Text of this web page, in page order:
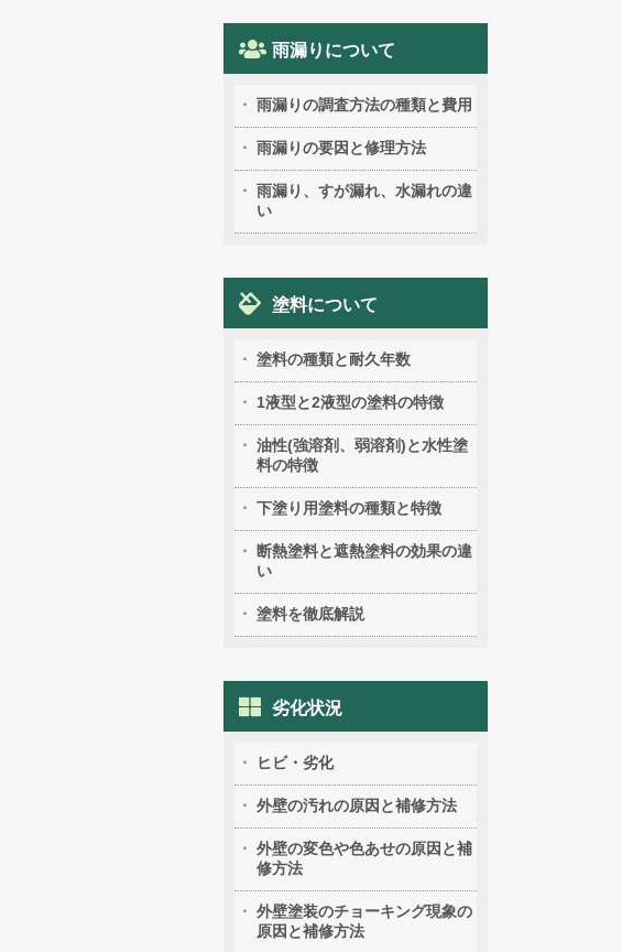
雨漏りについて
雨漏りの調査方法の種類と費用
雨漏りの要因と修理方法
雨漏り、すが漏れ、水漏れの違
い
塗料について
塗料の種類と耐久年数
1液型と2液型の塗料の特徴
油性(強溶剤、弱溶剤)と水性塗
料の特徴
下塗り用塗料の種類と特徴
断熱塗料と遮熱塗料の効果の違
い
塗料を徹底解説
劣化状況
ヒビ・劣化
外壁の汚れの原因と補修方法
外壁の変色や色あせの原因と補
修方法
外壁塗装のチョーキング現象の
原因と補修方法